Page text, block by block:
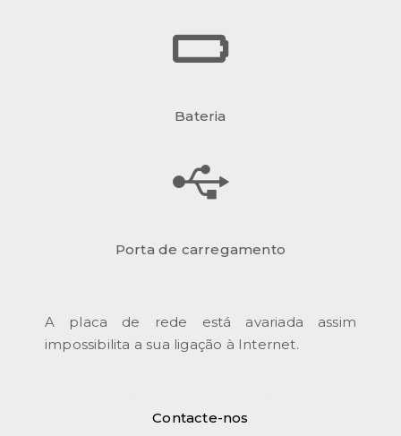
Bateria
Porta de carregamento
A placa de rede está avariada assim
impossibilita a sua ligação à Internet.
Contacte-nos